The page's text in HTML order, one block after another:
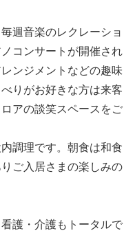
週音楽のレクレーショ
コンサートが開催され
ンジメントなどの趣味
りがお好きな方は来客
アの談笑スペースをご
調理です。朝食は和食
ご入居さまの楽しみの
護・介護もトータルで